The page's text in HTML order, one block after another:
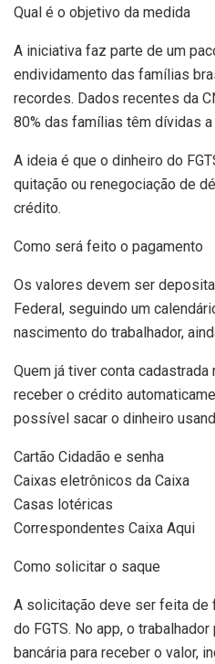
Qual é o objetivo da medida
A iniciativa faz parte de um
endividamento das famílias
recordes. Dados recentes da
80% das famílias têm dívidas a
A ideia é que o dinheiro do
quitação ou renegociação de
crédito.
Como será feito o pagamento
Os valores devem ser
Federal, seguindo um
nascimento do trabalhador,
Quem já tiver conta
receber o crédito
possível sacar o dinheiro
Cartão Cidadão e senha
Caixas eletrônicos da Caixa
Casas lotéricas
Correspondentes Caixa Aqui
Como solicitar o saque
A solicitação deve ser feita de
do FGTS. No app, o
bancária para receber o valor,